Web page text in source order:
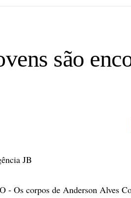
são
JB
- Os corpos de Anderson Alves